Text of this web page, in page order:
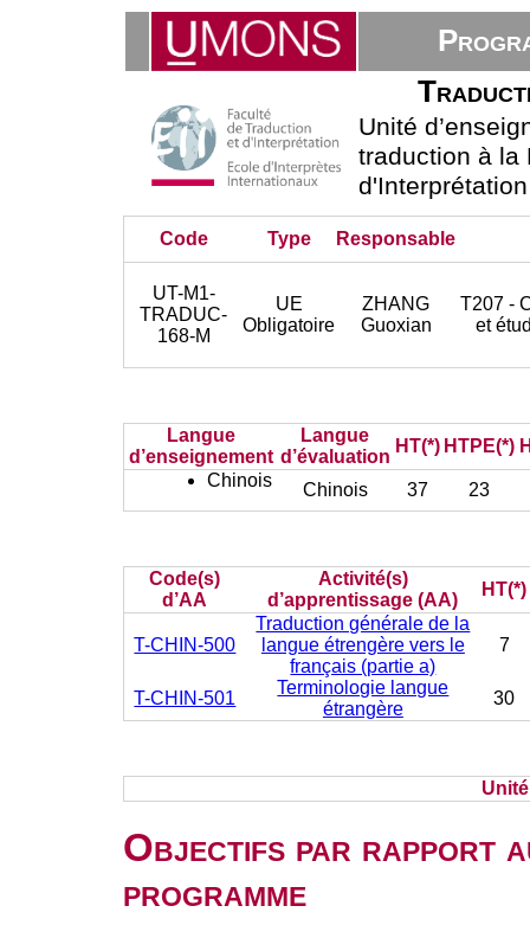
Unité
traduction à la
Code Type Responsable
UT-M1-
TRADUC-
168-M
UE
Obligatoire
ZHANG
Guoxian
T207 -
et
Langue
d’enseignement
Langue
d’évaluation
HT(*) HTPE(*)
Chinois
Chinois 37 23
Code(s)
d’AA
Activité(s)
d’apprentissage (AA)
HT(*)
T-CHIN-500
Traduction générale de la
langue étrengère vers le
français (partie a)
7
T-CHIN-501
Terminologie langue
étrangère
30
Objectifs par rapport
programme